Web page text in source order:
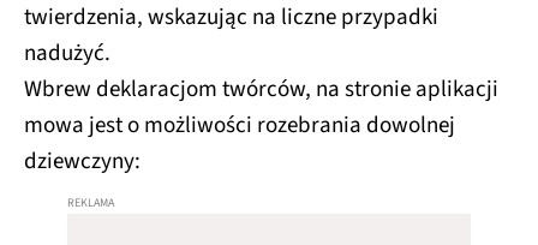
twierdzenia, wskazując na liczne przypadki
nadużyć.​
Wbrew deklaracjom twórców, na stronie aplikacji
mowa jest o możliwości rozebrania dowolnej
dziewczyny: